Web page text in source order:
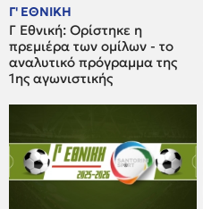
Γ' ΕΘΝΙΚΗ
Γ Εθνική: Ορίστηκε η
πρεμιέρα των ομίλων - το
αναλυτικό πρόγραμμα της
1ης αγωνιστικής